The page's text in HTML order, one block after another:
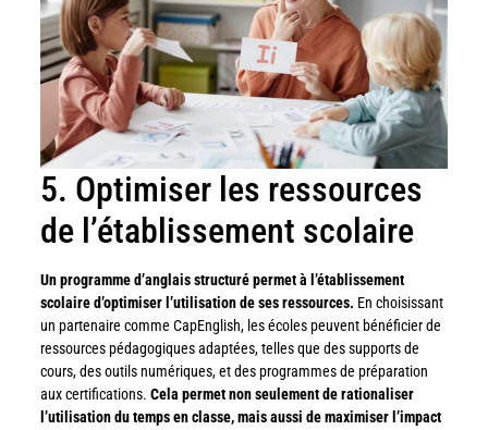
5. Optimiser les ressources
de l’établissement scolaire
Un programme d’anglais structuré permet à l’établissement
scolaire d’optimiser l’utilisation de ses ressources. En choisissant
un partenaire comme CapEnglish, les écoles peuvent bénéficier de
ressources pédagogiques adaptées, telles que des supports de
cours, des outils numériques, et des programmes de préparation
aux certifications. Cela permet non seulement de rationaliser
l’utilisation du temps en classe, mais aussi de maximiser l’impact